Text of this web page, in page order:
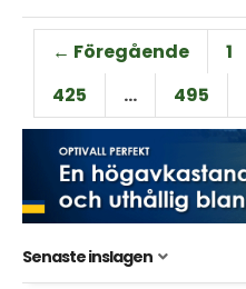
ingen självklarhet att
affärerna...
← Föregående 1
425
… 495
Senaste inslagen